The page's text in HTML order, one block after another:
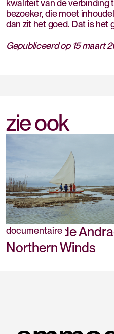
kwaliteit van de verbinding
bezoeker, die moet
dan zit het goed. Dat is het
Gepubliceerd op 15 maart
zie ook
documentaire
Jonathas de
Northern Winds